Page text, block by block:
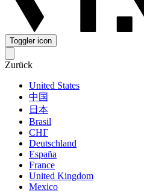
Toggler icon
Zurück
United States
中国
日本
Brasil
СНГ
Deutschland
España
France
United Kingdom
Mexico